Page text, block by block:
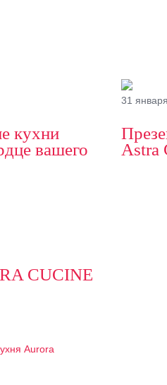
кухни
вашего
31
Astra
CUCINE
Aurora